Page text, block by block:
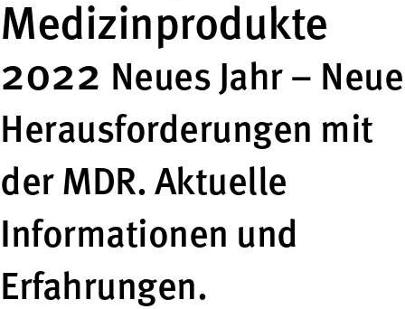
Medizinprodukte
2022 Neues Jahr – Neue
Herausforderungen mit
der MDR. Aktuelle
Informationen und
Erfahrungen.